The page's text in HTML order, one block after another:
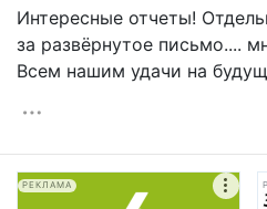
Интересные отчеты!
за развёрнутое письмо....
Всем нашим удачи на
РЕКЛАМА